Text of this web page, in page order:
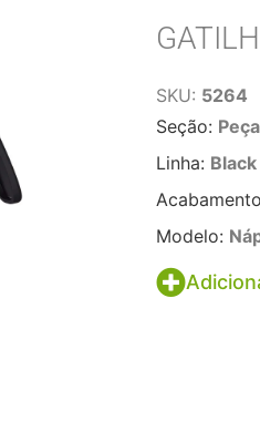
SKU: 5264
Seção:
Linha: Black
Modelo: